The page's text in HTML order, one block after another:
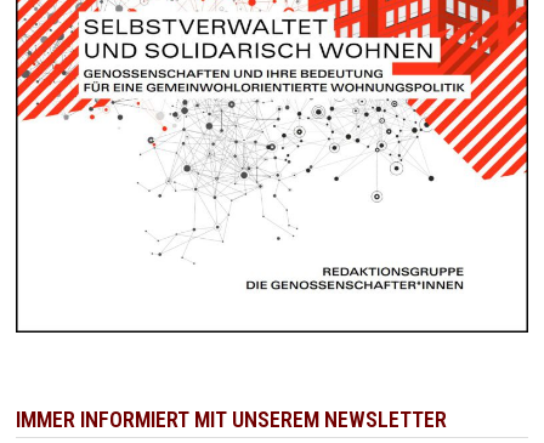
IMMER INFORMIERT MIT UNSEREM NEWSLETTER